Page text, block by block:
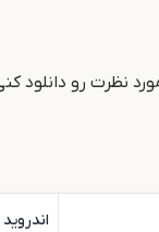
نظرت رو
اندروید